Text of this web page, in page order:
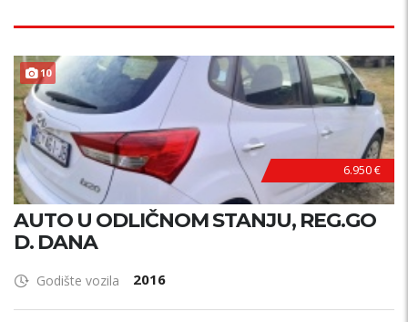
10
6.950 €
AUTO U ODLIČNOM STANJU, REG.GO
D. DANA
Godište vozila 2016